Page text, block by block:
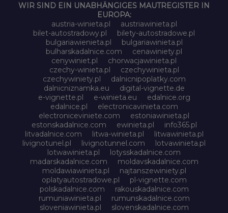
WIR SIND EIN UNABHÄNGIGES MAUTREGISTER IN
EUROPA:
austria-winieta.pl
austriawinieta.pl
bilet-autostradowy.pl
bilety-autostradowe.pl
bulgariawienieta.pl
bulgariawinieta.pl
bulharskadalnice.com
cenawiniety.pl
cenywiniet.pl
chorwacjawinieta.pl
czechy-winieta.pl
czechywinieta.pl
czechywiniety.pl
dalnicnipoplatky.com
dalnicniznamka.eu
digital-vignette.de
e-vignette.pl
e-winieta.eu
edalnice.org
edalnice.pl
electronicavinieta.com
electroniceviniete.com
estoniawinieta.pl
estonskadalnice.com
ewinieta.pl
info365.pl
litvadalnice.com
litwa-winieta.pl
litwawinieta.pl
livignotunel.pl
livignotunnel.com
lotvawinieta.pl
lotwawinieta.pl
lotysskadalnice.com
madarskadalnice.com
moldavskadalnice.com
moldawiawinieta.pl
najtanszewiniety.pl
oplatyautostradowe.pl
pl-vignette.com
polskadalnice.com
rakouskadalnice.com
rumuniawinieta.pl
rumunskadalnice.com
sloveniawinieta.pl
slovenskadalnice.com